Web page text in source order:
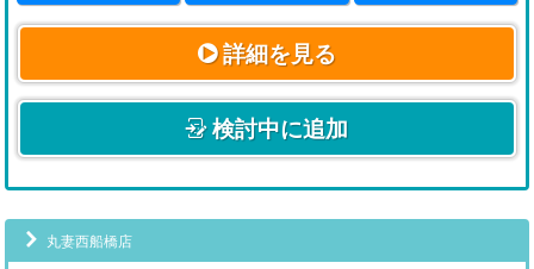
詳細を見る
検討中に追加
丸妻西船橋店